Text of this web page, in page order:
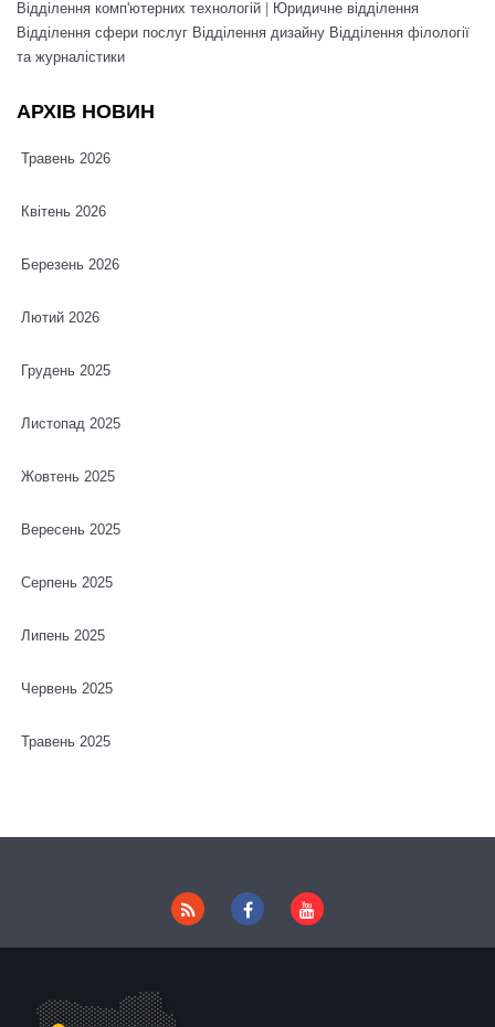
Відділення комп'ютерних технологій
Юридичне відділення
Відділення сфери послуг Відділення дизайну Відділення філології
та журналістики
АРХІВ НОВИН
Травень 2026
Квітень 2026
Березень 2026
Лютий 2026
Грудень 2025
Листопад 2025
Жовтень 2025
Вересень 2025
Серпень 2025
Липень 2025
Червень 2025
Травень 2025